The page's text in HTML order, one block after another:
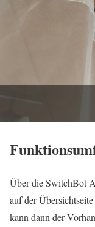
Über die SwitchBot
auf der
kann dann der